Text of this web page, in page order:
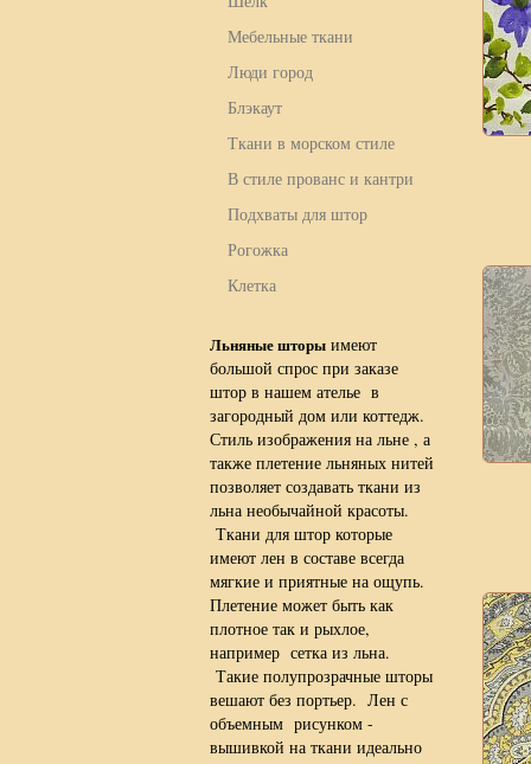
Мебельные ткани
Люди город
Блэкаут
Ткани в морском стиле
В стиле прованс и кантри
Подхваты для штор
Рогожка
Клетка
Льняные шторы имеют
большой спрос при заказе
штор в нашем ателье в
загородный дом или коттедж.
Стиль изображения на льне , а
также плетение льняных нитей
позволяет создавать ткани из
льна необычайной красоты.
Ткани для штор которые
имеют лен в составе всегда
мягкие и приятные на ощупь.
Плетение может быть как
плотное так и рыхлое,
например сетка из льна.
Такие полупрозрачные шторы
вешают без портьер. Лен с
объемным рисунком -
вышивкой на ткани идеально